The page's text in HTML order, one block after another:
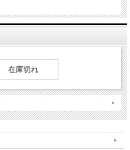
在庫切れ